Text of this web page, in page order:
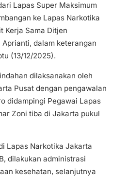
Lapas Super Maksimum
ke Lapas Narkotika
Kerja Sama Ditjen
dalam keterangan
(13/12/2025).
dilaksanakan oleh
Pusat dengan pengawalan
didampingi Pegawai Lapas
Zoni tiba di Jakarta pukul
Lapas Narkotika Jakarta
dilakukan administrasi
kesehatan, selanjutnya